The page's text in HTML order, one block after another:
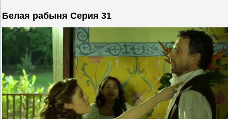
Белая рабыня Серия 31